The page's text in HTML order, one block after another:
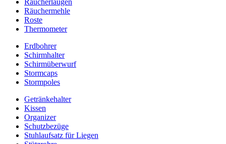
Räuchermehle
Roste
Thermometer
Erdbohrer
Schirmhalter
Schirmüberwurf
Stormcaps
Stormpoles
Getränkehalter
Kissen
Organizer
Schutzbezüge
Stuhlaufsatz für Liegen